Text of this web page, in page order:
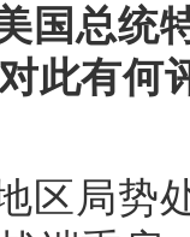
国总统
此有何
区局势